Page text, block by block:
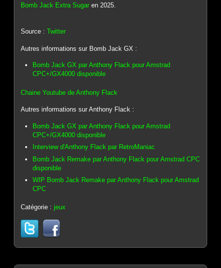
Bomb Jack Extra Sugar en 2025.
Source :Twitter
Autres informations sur Bomb Jack GX :
Bomb Jack GX par Anthony Flack pour Amstrad
CPC+/GX4000 disponible
Chaine Youtube de Anthony Flack
Autres informations sur Anthony Flack :
Bomb Jack GX par Anthony Flack pour Amstrad
CPC+/GX4000 disponible
Interview d'Anthony Flack par RetroManiac
Bomb Jack Remake par Anthony Flack pour Amstrad CPC
disponible
WIP Bomb Jack Remake par Anthony Flack pour Amstrad
CPC
Catégorie :jeux